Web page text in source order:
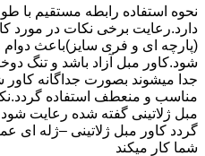
نحوه استفاده رابطه مستقیم با
دارد.رعایت برخی نکات در مورد
(پارچه ای و فری سایز)باعث دوام
شود.کاور مبل آزاد باشد و تنگ
جدا میشوند بصورت جداگانه
مناسب و منعطف استفاده
مبل ژلاتینی گفته شده رعایت
گردد کاور مبل ژلاتینی –ژله ای
شما کار میکند